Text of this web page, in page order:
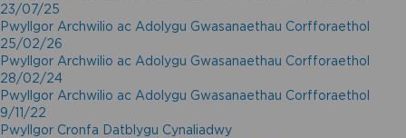
23/07/25
Pwyllgor Archwilio ac Adolygu Gwasanaethau Corfforaethol
25/02/26
Pwyllgor Archwilio ac Adolygu Gwasanaethau Corfforaethol
28/02/24
Pwyllgor Archwilio ac Adolygu Gwasanaethau Corfforaethol
9/11/22
Pwyllgor Cronfa Datblygu Cynaliadwy